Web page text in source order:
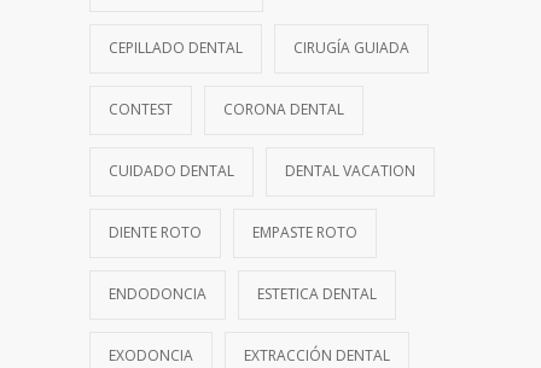
CEPILLADO DENTAL CIRUGÍA GUIADA
CONTEST CORONA DENTAL
CUIDADO DENTAL DENTAL VACATION
DIENTE ROTO EMPASTE ROTO
ENDODONCIA ESTETICA DENTAL
EXODONCIA EXTRACCIÓN DENTAL